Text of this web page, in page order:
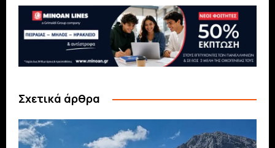
Σχετικά άρθρα